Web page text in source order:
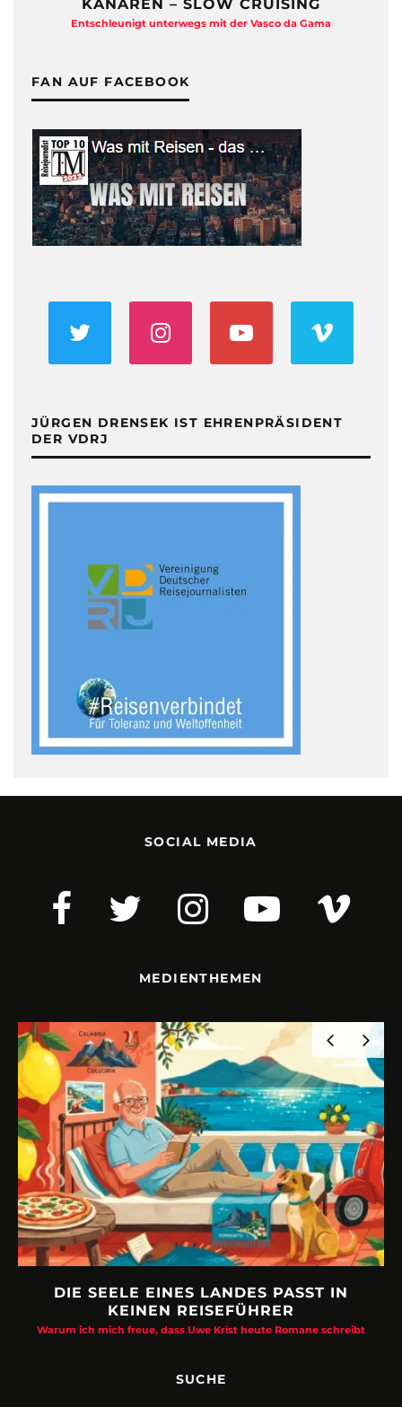
KANAREN – SLOW CRUISING
Entschleunigt unterwegs mit der Vasco da Gama
FAN AUF FACEBOOK
JÜRGEN DRENSEK IST EHRENPRÄSIDENT
DER VDRJ
SOCIAL MEDIA
MEDIENTHEMEN
DIE SEELE EINES LANDES PASST IN
KEINEN REISEFÜHRER
Warum ich mich freue, dass Uwe Krist heute Romane schreibt
SUCHE